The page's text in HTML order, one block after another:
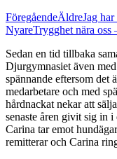
FöregåendeÄldreJag
NyareTrygghet nära oss
Sedan en tid tillbaka
Djurgymnasiet även
spännande eftersom det
medarbetare och med
hårdnackat nekar att
senaste åren givit sig in
Carina tar emot
remitterar och Carina